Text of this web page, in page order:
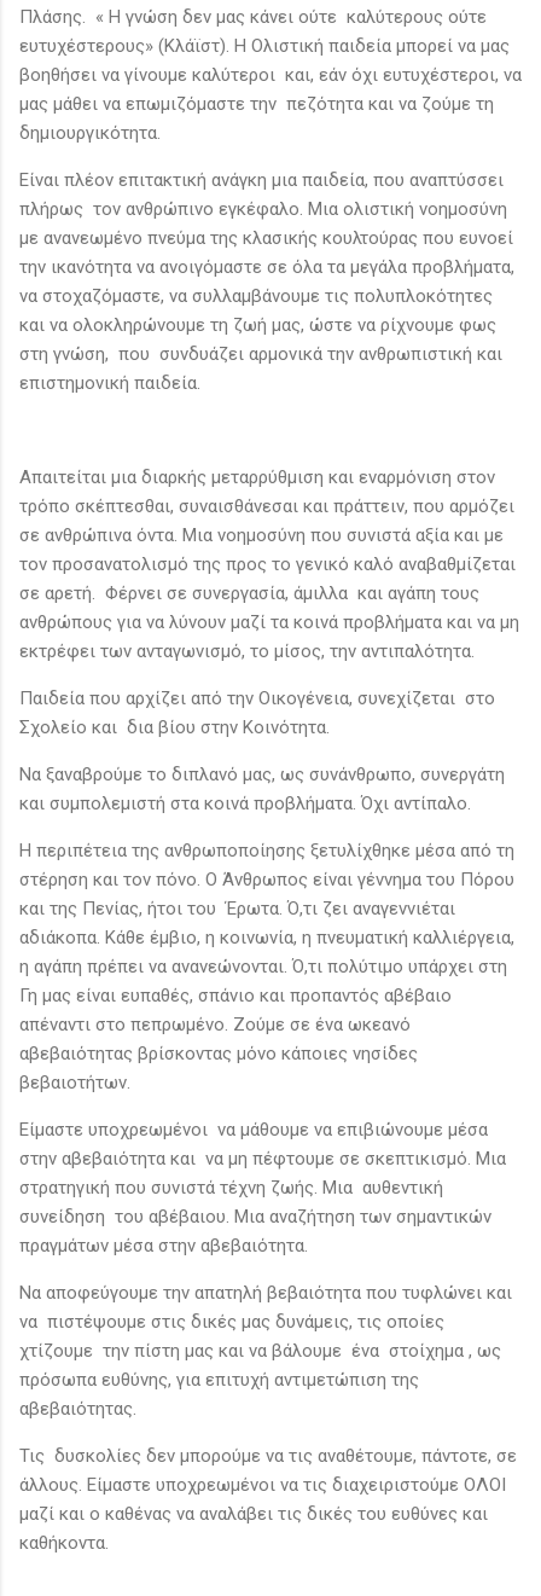
Πλάσης. « Η γνώση δεν μας κάνει ούτε καλύτερους ούτε
ευτυχέστερους» (Κλάϊστ). Η Ολιστική παιδεία μπορεί να μας
βοηθήσει να γίνουμε καλύτεροι και, εάν όχι ευτυχέστεροι, να
μας μάθει να επωμιζόμαστε την πεζότητα και να ζούμε τη
δημιουργικότητα.
Είναι πλέον επιτακτική ανάγκη μια παιδεία, που αναπτύσσει
πλήρως τον ανθρώπινο εγκέφαλο. Μια ολιστική νοημοσύνη
με ανανεωμένο πνεύμα της κλασικής κουλτούρας που ευνοεί
την ικανότητα να ανοιγόμαστε σε όλα τα μεγάλα προβλήματα,
να στοχαζόμαστε, να συλλαμβάνουμε τις πολυπλοκότητες
και να ολοκληρώνουμε τη ζωή μας, ώστε να ρίχνουμε φως
στη γνώση, που συνδυάζει αρμονικά την ανθρωπιστική και
επιστημονική παιδεία.
Απαιτείται μια διαρκής μεταρρύθμιση και εναρμόνιση στον
τρόπο σκέπτεσθαι, συναισθάνεσαι και πράττειν, που αρμόζει
σε ανθρώπινα όντα. Μια νοημοσύνη που συνιστά αξία και με
τον προσανατολισμό της προς το γενικό καλό αναβαθμίζεται
σε αρετή. Φέρνει σε συνεργασία, άμιλλα και αγάπη τους
ανθρώπους για να λύνουν μαζί τα κοινά προβλήματα και να μη
εκτρέφει των ανταγωνισμό, το μίσος, την αντιπαλότητα.
Παιδεία που αρχίζει από την Οικογένεια, συνεχίζεται στο
Σχολείο και δια βίου στην Κοινότητα.
Να ξαναβρούμε το διπλανό μας, ως συνάνθρωπο, συνεργάτη
και συμπολεμιστή στα κοινά προβλήματα. Όχι αντίπαλο.
Η περιπέτεια της ανθρωποποίησης ξετυλίχθηκε μέσα από τη
στέρηση και τον πόνο. Ο Άνθρωπος είναι γέννημα του Πόρου
και της Πενίας, ήτοι του Έρωτα. Ό,τι ζει αναγεννιέται
αδιάκοπα. Κάθε έμβιο, η κοινωνία, η πνευματική καλλιέργεια,
η αγάπη πρέπει να ανανεώνονται. Ό,τι πολύτιμο υπάρχει στη
Γη μας είναι ευπαθές, σπάνιο και προπαντός αβέβαιο
απέναντι στο πεπρωμένο. Ζούμε σε ένα ωκεανό
αβεβαιότητας βρίσκοντας μόνο κάποιες νησίδες
βεβαιοτήτων.
Είμαστε υποχρεωμένοι να μάθουμε να επιβιώνουμε μέσα
στην αβεβαιότητα και να μη πέφτουμε σε σκεπτικισμό. Μια
στρατηγική που συνιστά τέχνη ζωής. Μια αυθεντική
συνείδηση του αβέβαιου. Μια αναζήτηση των σημαντικών
πραγμάτων μέσα στην αβεβαιότητα.
Να αποφεύγουμε την απατηλή βεβαιότητα που τυφλώνει και
να πιστέψουμε στις δικές μας δυνάμεις, τις οποίες
χτίζουμε την πίστη μας και να βάλουμε ένα στοίχημα , ως
πρόσωπα ευθύνης, για επιτυχή αντιμετώπιση της
αβεβαιότητας.
Τις δυσκολίες δεν μπορούμε να τις αναθέτουμε, πάντοτε, σε
άλλους. Είμαστε υποχρεωμένοι να τις διαχειριστούμε ΟΛΟΙ
μαζί και ο καθένας να αναλάβει τις δικές του ευθύνες και
καθήκοντα.